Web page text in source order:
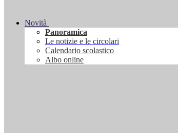
Novità
Panoramica
Le notizie e le circolari
Calendario scolastico
Albo online